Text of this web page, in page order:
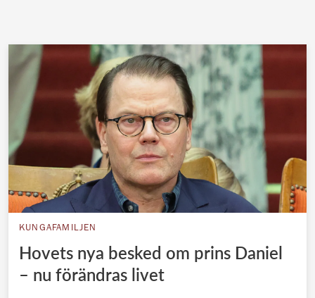
KUNGAFAMILJEN
Hovets nya besked om prins Daniel
– nu förändras livet